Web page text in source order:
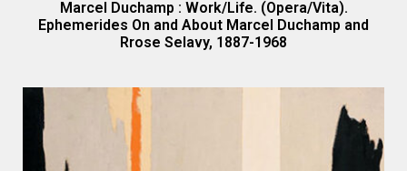
Marcel Duchamp : Work/Life. (Opera/Vita).
Ephemerides On and About Marcel Duchamp and
Rrose Selavy, 1887-1968